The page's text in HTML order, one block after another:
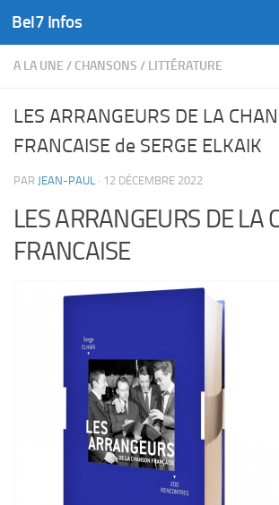
Skip to content
Bel7 Infos
A LA UNE / CHANSONS / LITTÉRATURE
LES ARRANGEURS DE LA
FRANCAISE de SERGE ELKAIK
PAR JEAN-PAUL · 12 DÉCEMBRE 2022
LES ARRANGEURS DE LA
FRANCAISE